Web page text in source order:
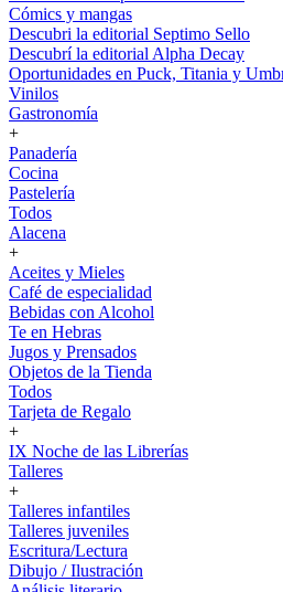
Cómics y mangas
Descubri la editorial Septimo Sello
Descubrí la editorial Alpha Decay
Oportunidades en Puck, Titania y
Vinilos
Gastronomía
+
Panadería
Cocina
Pastelería
Todos
Alacena
+
Aceites y Mieles
Café de especialidad
Bebidas con Alcohol
Te en Hebras
Jugos y Prensados
Objetos de la Tienda
Todos
Tarjeta de Regalo
+
IX Noche de las Librerías
Talleres
+
Talleres infantiles
Talleres juveniles
Escritura/Lectura
Dibujo / Ilustración